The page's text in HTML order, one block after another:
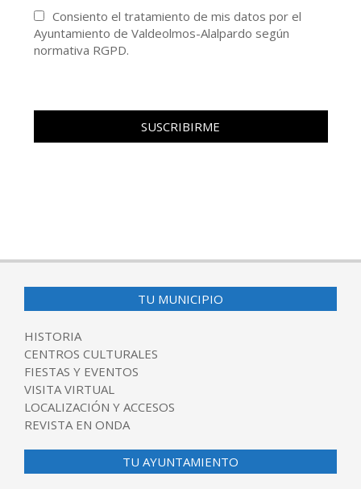
Consiento el tratamiento de mis datos por el
Ayuntamiento de Valdeolmos-Alalpardo según
normativa RGPD.
TU MUNICIPIO
HISTORIA
CENTROS CULTURALES
FIESTAS Y EVENTOS
VISITA VIRTUAL
LOCALIZACIÓN Y ACCESOS
REVISTA EN ONDA
TU AYUNTAMIENTO